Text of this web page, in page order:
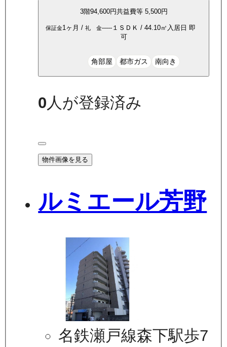
3階94,600円共益費等 5,500円
保証金1ヶ月 / 礼 金-----１ＳＤＫ / 44.10㎡ 入居日 即
可
角部屋 都市ガス 南向き
0人が登録済み
物件画像を見る
ルミエール芳野
名鉄瀬戸線森下駅歩7